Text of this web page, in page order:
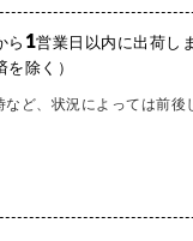
ら 1営業日以内に出荷し
を除く）
など、状況によっては前後